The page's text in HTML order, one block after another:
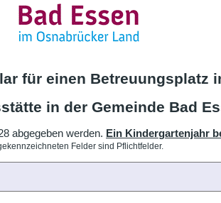
für einen Betreuungsplatz
in der Gemeinde Bad
abgegeben werden. Ein Kindergartenjahr
Felder sind Pflichtfelder.